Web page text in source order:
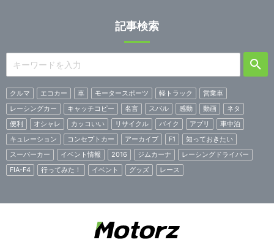
記事検索
クルマ エコカー 車 モータースポーツ 軽トラック
営業車
レーシングカー
キャッチコピー 名言 スバル 感動 動画
ネタ
便利
オシャレ カッコいい リサイクル バイク アプリ
車中泊
キュレーション
コンセプトカー アーカイブ F1
知っておきたい
スーパーカー
イベント情報 2016 ジムカーナ
レーシングドライバー
FIA-F4
行ってみた！ イベント グッズ レース